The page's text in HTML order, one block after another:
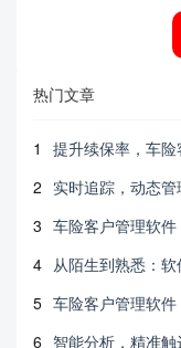
热门文章
1
提升续保率，车
2 实时追踪，动态
3 车险客户管理软
4 从陌生到熟悉：
5 车险客户管理软
6 智能分析，精准